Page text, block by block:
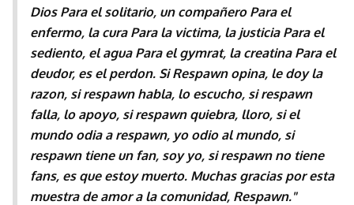
Dios Para el solitario, un compañero Para el
enfermo, la cura Para la victima, la justicia Para el
sediento, el agua Para el gymrat, la creatina Para el
deudor, es el perdon. Si Respawn opina, le doy la
razon, si respawn habla, lo escucho, si respawn
falla, lo apoyo, si respawn quiebra, lloro, si el
mundo odia a respawn, yo odio al mundo, si
respawn tiene un fan, soy yo, si respawn no tiene
fans, es que estoy muerto. Muchas gracias por esta
muestra de amor a la comunidad, Respawn."